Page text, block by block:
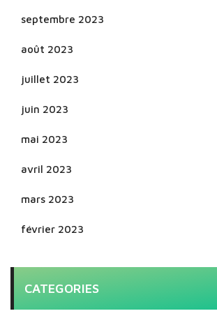
septembre 2023
août 2023
juillet 2023
juin 2023
mai 2023
avril 2023
mars 2023
février 2023
CATEGORIES